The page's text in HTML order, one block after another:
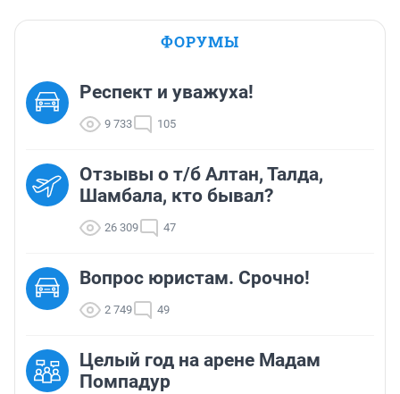
ФОРУМЫ
Респект и уважуха!
9 733 105
Отзывы о т/б Алтан, Талда,
Шамбала, кто бывал?
26 309 47
Вопрос юристам. Срочно!
2 749 49
Целый год на арене Мадам
Помпадур